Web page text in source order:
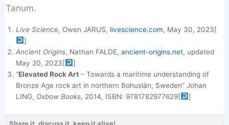
Tanum.
Live Science, Owen JARUS, livescience.com, May 30, 2023[
]
Ancient Origins, Nathan FALDE,ancient-origins.net, updated
May 20, 2023[
]
“Elevated Rock Art – Towards a maritime understanding of
Bronze Age rock art in northern Bohuslän, Sweden” Johan
LING, Oxbow Books, 2014, ISBN: 9781782977629[ ]